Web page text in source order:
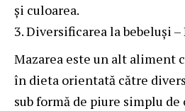
și culoarea.
Diversificarea la bebeluși
Mazarea este un alt aliment
în dieta orientată către
sub formă de piure simplu